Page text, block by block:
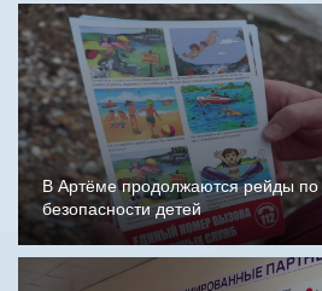
В Артёме продолжаются рейды
безопасности детей